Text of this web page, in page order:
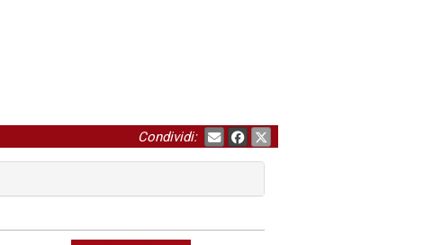
Condividi: